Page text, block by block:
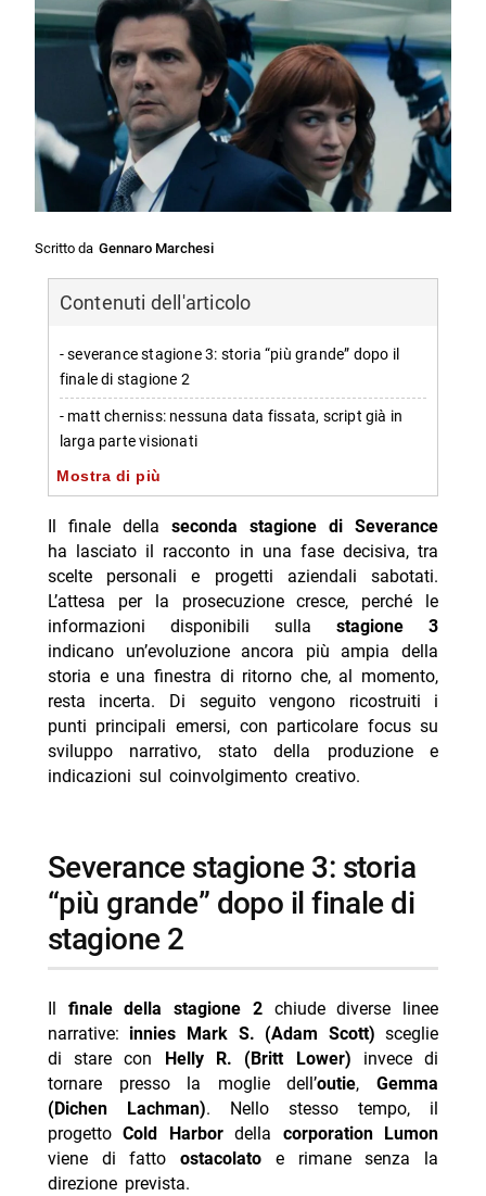
Scritto da Gennaro Marchesi
Contenuti dell'articolo
- severance stagione 3: storia “più grande” dopo il
finale di stagione 2
- matt cherniss: nessuna data fissata, script già in
larga parte visionati
- cosa suggerisce l’ampliamento narrativo dopo le
- qualità e riscontri: critici e pubblico, con ascolti in
crescita
- produzione severance stagione 3: conferme
indirette e quadro dei tempi
- ben stiller e severance stagione 3: nessuna regia,
ma coinvolgimento da executive producer
- cast e figure principali di severance: personaggi e
attori
- dove vedere severance: disponibilità su apple tv
-- RispondiAnnulla risposta
- Apple TV agosto 2026: tutte le novità in streaming
- Neuromancer: teaser e data d’uscita svelati al
Comic-Con 2026
- Silo 2026, terza stagione: ecco il calendario
completo delle uscite su Apple TV+
- Le 10 migliori serie tv da vedere su Apple TV+ in
questa estate 2026
- “Nocturne” su Apple TV+: trama, cast e data di
uscita del thriller con protagonisti
Mostra di più
Il finale della seconda stagione di Severance
ha lasciato il racconto in una fase decisiva, tra
scelte personali e progetti aziendali sabotati.
L’attesa per la prosecuzione cresce, perché le
informazioni disponibili sullastagione 3
indicano un’evoluzione ancora più ampia della
storia e una finestra di ritorno che, al momento,
resta incerta. Di seguito vengono ricostruiti i
punti principali emersi, con particolare focus su
sviluppo narrativo, stato della produzione e
indicazioni sul coinvolgimento creativo.
severance stagione 3: storia
“più grande” dopo il finale di
stagione 2
finale della stagione 2chiude diverse linee
narrative: innies Mark S. (Adam Scott) sceglie
di stare con
Helly R. (Britt Lower) invece di
tornare presso la moglie dell’outie,Gemma
(Dichen Lachman). Nello stesso tempo, il
progettoCold Harbordella corporation Lumon
viene di fattoostacolato e rimane senza la
direzione prevista.